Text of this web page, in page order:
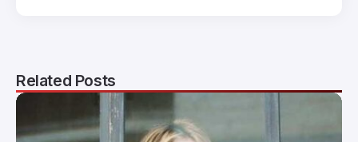
Related Posts